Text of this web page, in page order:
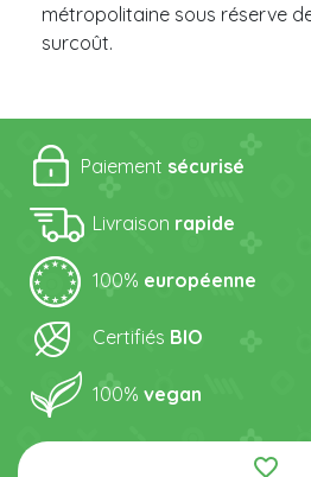
métropolitaine sous réserve
surcoût.
Paiement sécurisé
Livraison rapide
100% européenne
Certifiés BIO
100% vegan
favorite_border